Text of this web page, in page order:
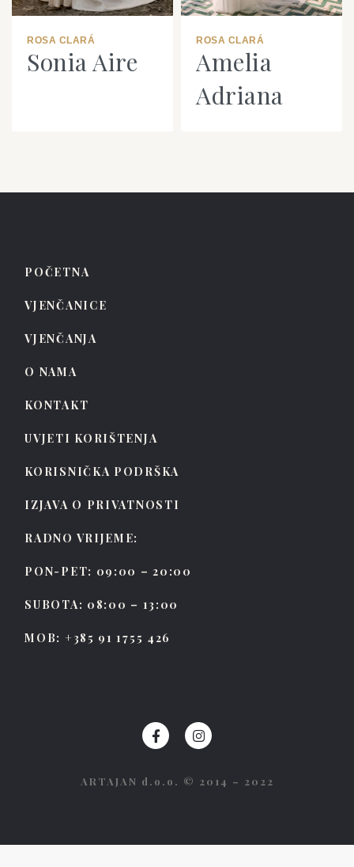
ROSA CLARÁ
Sonia Aire
ROSA CLARÁ
Amelia
Adriana
POČETNA
VJENČANICE
VJENČANJA
O NAMA
KONTAKT
UVJETI KORIŠTENJA
KORISNIČKA PODRŠKA
IZJAVA O PRIVATNOSTI
RADNO VRIJEME:
PON-PET: 09:00 – 20:00
SUBOTA: 08:00 – 13:00
MOB: +385 91 1755 426
ARTAJAN d.o.o. © 2014 – 2022